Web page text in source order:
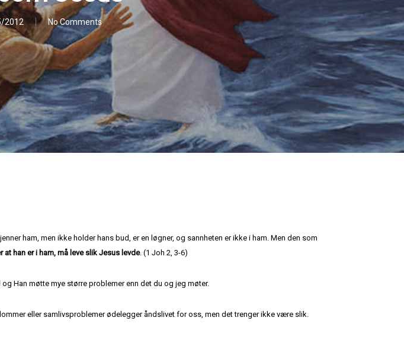
2012 No Comments
ham, men ikke holder hans bud, er en løgner, og sannheten er ikke i ham. Men den som
at han er i ham, må leve slik Jesus levde. (1 Joh 2, 3-6)
Han møtte mye større problemer enn det du og jeg møter.
eller samlivsproblemer ødelegger åndslivet for oss, men det trenger ikke være slik.